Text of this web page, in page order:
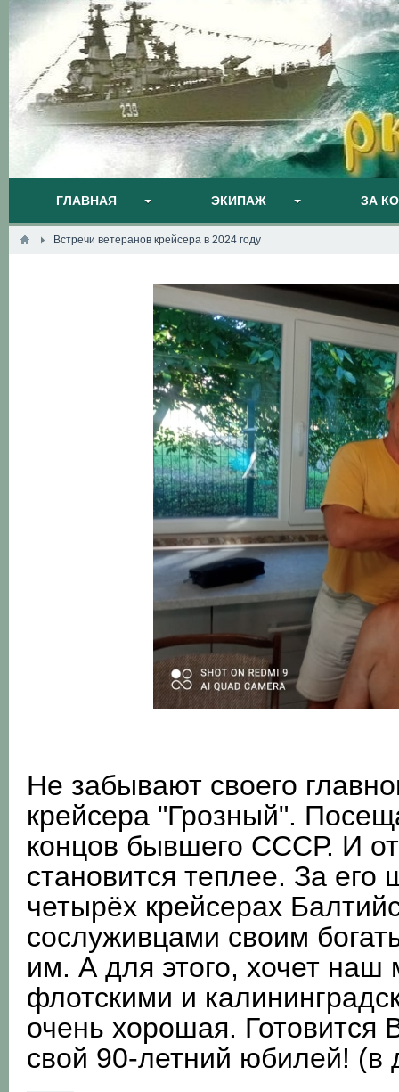
ГЛАВНАЯ ЭКИПАЖ ЗА
Встречи ветеранов крейсера в 2024 году
Не забывают своего
крейсера "Грозный".
концов бывшего СССР. И
становится теплее. За
четырёх крейсерах
сослуживцами своим
им. А для этого, хочет наш
флотскими и
очень хорошая. Готовится
свой 90-летний юбилей! (в